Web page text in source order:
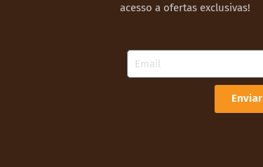
acesso a ofertas exclusivas!
Enviar